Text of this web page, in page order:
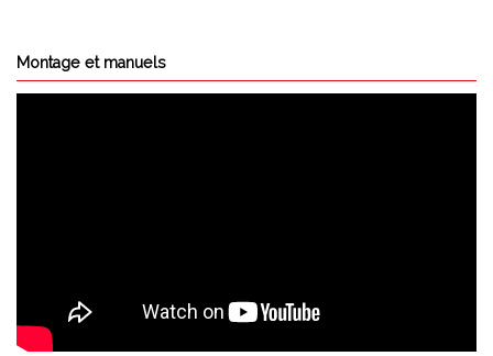
Montage et manuels